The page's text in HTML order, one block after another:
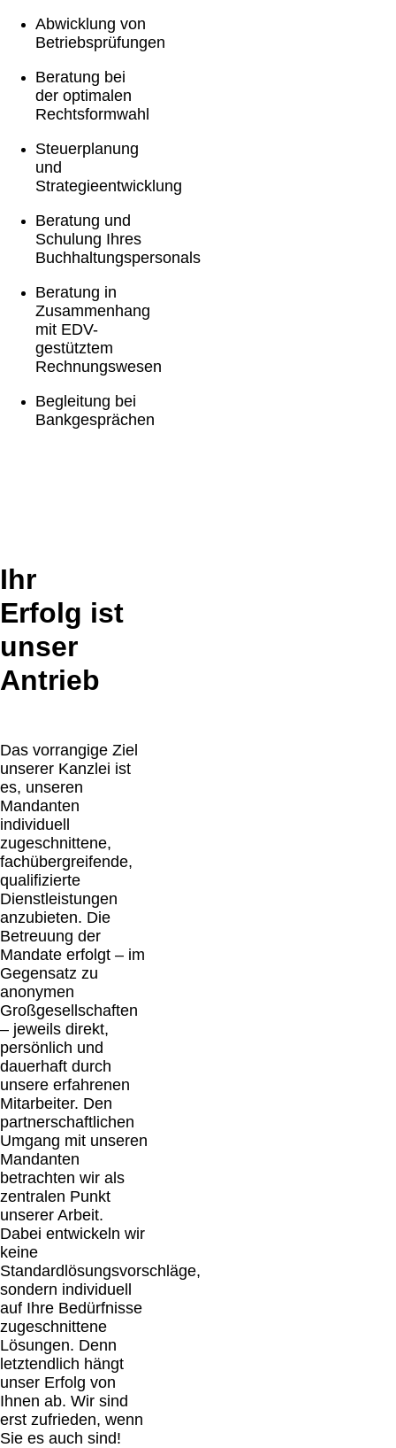
Abwicklung von
Betriebsprüfungen
Beratung bei
der optimalen
Rechtsformwahl
Steuerplanung
und
Strategieentwicklung
Beratung und
Schulung Ihres
Buchhaltungspersonals
Beratung in
Zusammenhang
mit EDV-
gestütztem
Rechnungswesen
Begleitung bei
Bankgesprächen
Ihr
Erfolg ist
unser
Antrieb
Das vorrangige Ziel
unserer Kanzlei ist
es, unseren
Mandanten
individuell
zugeschnittene,
fachübergreifende,
qualifizierte
Dienstleistungen
anzubieten. Die
Betreuung der
Mandate erfolgt – im
Gegensatz zu
anonymen
Großgesellschaften
– jeweils direkt,
persönlich und
dauerhaft durch
unsere erfahrenen
Mitarbeiter. Den
partnerschaftlichen
Umgang mit unseren
Mandanten
betrachten wir als
zentralen Punkt
unserer Arbeit.
Dabei entwickeln wir
keine
Standardlösungsvorschläge,
sondern individuell
auf Ihre Bedürfnisse
zugeschnittene
Lösungen. Denn
letztendlich hängt
unser Erfolg von
Ihnen ab. Wir sind
erst zufrieden, wenn
Sie es auch sind!